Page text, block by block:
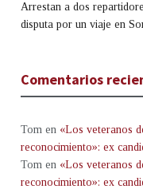
Arrestan a dos
disputa por un viaje en
Comentarios
Tom en «Los veteranos
reconocimiento»: ex
Tom en «Los veteranos
reconocimiento»: ex